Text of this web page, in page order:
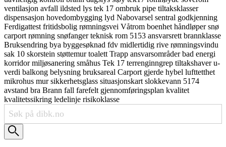
ventilasjon avfall ildsted lys tek 17 ombruk pipe tiltaksklasser
dispensasjon hovedombygging lyd Nabovarsel sentral godkjenning
Ferdigattest fritidsbolig rømningsvei Våtrom boenhet håndløpersnø
carport rømning snøfangerteknisk rom 5153 ansvarsrett brannklasse
Bruksendring bya byggesøknad fdv midlertidig rive rømningsvindu
sak 10 skorstein støttemurtoalett Trapp ansvarsområderbad energi
korridormiljøsanering småhus Tek 17 terrenginngrep tiltakshaveru-
verdi balkong belysning bruksareal Carport gjerde hybel lufttetthet
mikrohus mursikkerhetsglass situasjonskart slokkevann 5174
avstand bra Brann fall farefelt gjennomføringsplan kvalitet
kvalitetssikring ledelinje risikoklasse